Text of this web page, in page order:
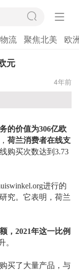
流 聚焦北美 欧
元
4年前
的价值为306亿欧
荷兰消费者在线支
购买次数达到 3.73
进行的
究。它表明， 荷兰
， 2021年这一比例
。
买了大量产品，与